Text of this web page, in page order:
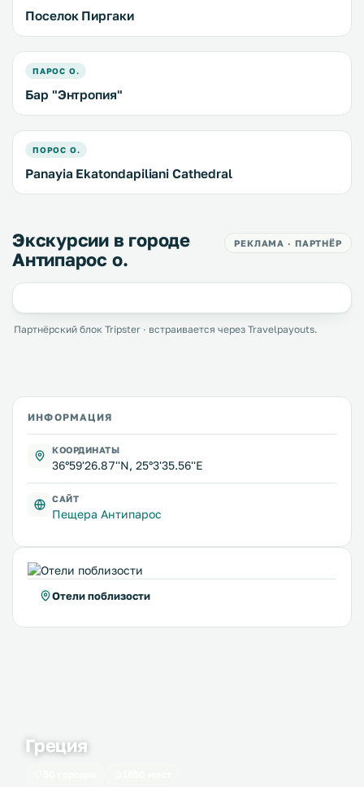
Поселок Пиргаки
ПАРОС О.
Бар "Энтропия"
ПОРОС О.
Panayia Ekatondapiliani Cathedral
Экскурсии в городе
Антипарос о.
РЕКЛАМА · ПАРТНЁР
Партнёрский блок Tripster · встраивается через Travelpayouts.
ИНФОРМАЦИЯ
КООРДИНАТЫ
36°59'26.87''N, 25°3'35.56''E
САЙТ
Пещера Антипарос
Отели поблизости
Греция